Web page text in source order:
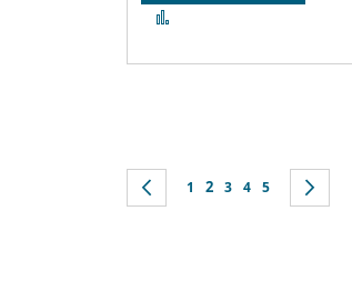
Seite
Seite
Zurück
Seite
1 Sie lesen gerade Seite
2 Seite
3 Seite
4 Seite
5